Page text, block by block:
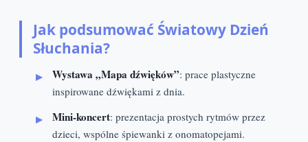
Jak podsumować Światowy Dzień
Słuchania?
Wystawa „Mapa dźwięków”: prace plastyczne
inspirowane dźwiękami z dnia.
Mini-koncert: prezentacja prostych rytmów przez
dzieci, wspólne śpiewanki z onomatopejami.